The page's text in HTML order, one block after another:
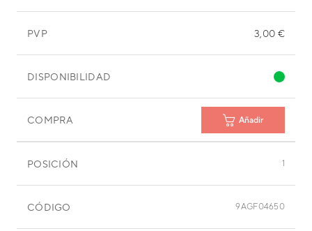
PVP 3,00 €
DISPONIBILIDAD
COMPRA Añadir
POSICIÓN 1
CÓDIGO 9AGF04650